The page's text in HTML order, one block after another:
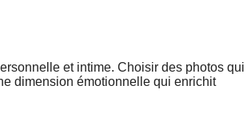
et intime. Choisir des photos qui
dimension émotionnelle qui enrichit